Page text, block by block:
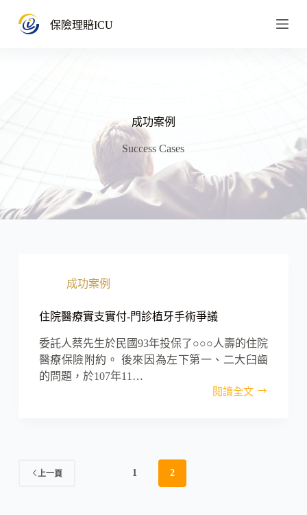
跳
至
保險理賠ICU
成功案例
Success Cases
成功案例
住院醫療實支實付-門診植牙手術爭議
委託人蔡先生於民國93年投保了○○○人壽的住院
醫療保險附約。 後來因為左下第一、二大臼齒
的問題，於107年11…
閱讀全文
住
上一頁 1 2